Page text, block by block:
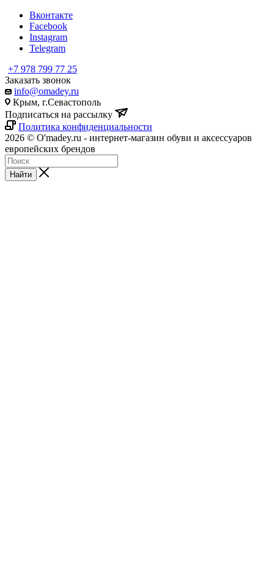
Вконтакте
Facebook
Instagram
Telegram
+7 978 799 77 25
Заказать звонок
info@omadey.ru
Крым, г.Севастополь
Подписаться на рассылку
Политика конфиденциальности
2026 © O'madey.ru - интернет-магазин обуви и аксессуаров
европейских брендов
Найти